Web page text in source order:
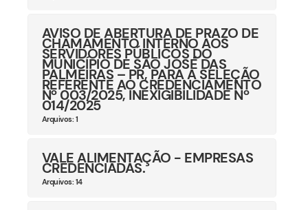
AVISO DE ABERTURA DE PRAZO DE
CHAMAMENTO INTERNO AOS
SERVIDORES PÚBLICOS DO
MUNICÍPIO DE SÃO JOSÉ DAS
PALMEIRAS – PR, PARA A SELEÇÃO
REFERENTE AO CREDENCIAMENTO
Nº 003/2025, INEXIGIBILIDADE Nº
014/2025
Arquivos: 1
VALE ALIMENTAÇÃO - EMPRESAS
CREDENCIADAS.
Arquivos: 14